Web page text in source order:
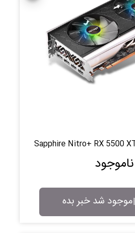
ناموجود
|موجود شد خبر بده